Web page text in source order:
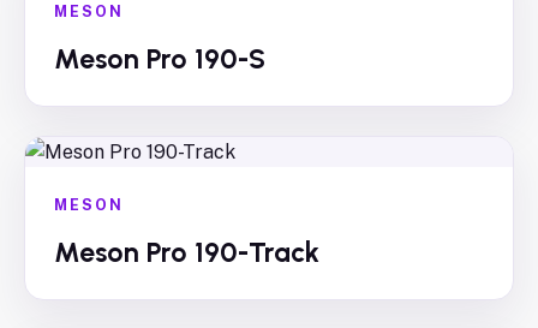
MESON
Meson Pro 190-S
MESON
Meson Pro 190-Track